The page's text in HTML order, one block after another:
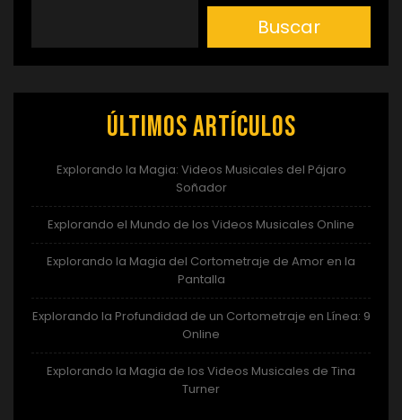
Buscar
Últimos artículos
Explorando la Magia: Videos Musicales del Pájaro
Soñador
Explorando el Mundo de los Videos Musicales Online
Explorando la Magia del Cortometraje de Amor en la
Pantalla
Explorando la Profundidad de un Cortometraje en Línea: 9
Online
Explorando la Magia de los Videos Musicales de Tina
Turner